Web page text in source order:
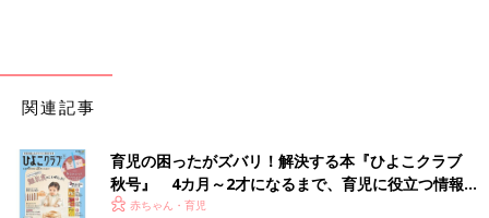
関連記事
育児の困ったがズバリ！解決する本『ひよこクラブ
秋号』 4カ月～2才になるまで、育児に役立つ情報が
いっぱい！
赤ちゃん・育児